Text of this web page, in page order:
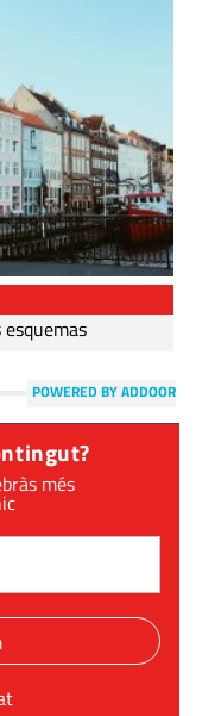
POWERED BY ADDOOR
més